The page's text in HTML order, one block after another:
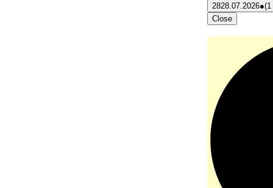
2828.07.2026●(1
Close